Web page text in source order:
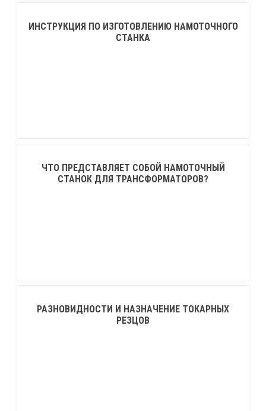
ИНСТРУКЦИЯ ПО ИЗГОТОВЛЕНИЮ НАМОТОЧНОГО
СТАНКА
ЧТО ПРЕДСТАВЛЯЕТ СОБОЙ НАМОТОЧНЫЙ
СТАНОК ДЛЯ ТРАНСФОРМАТОРОВ?
РАЗНОВИДНОСТИ И НАЗНАЧЕНИЕ ТОКАРНЫХ
РЕЗЦОВ